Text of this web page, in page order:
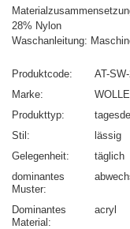
28% Nylon
Waschanleitung:
Produktcode
AT-
Marke
Produkttyp
Stil
lässig
Gelegenheit
täglich
dominantes
Muster
Dominantes
Material
acryl